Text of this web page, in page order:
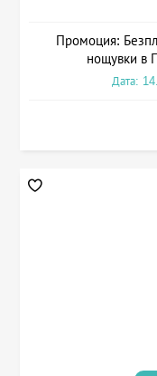
Промоция:
нощувки в
Дата: